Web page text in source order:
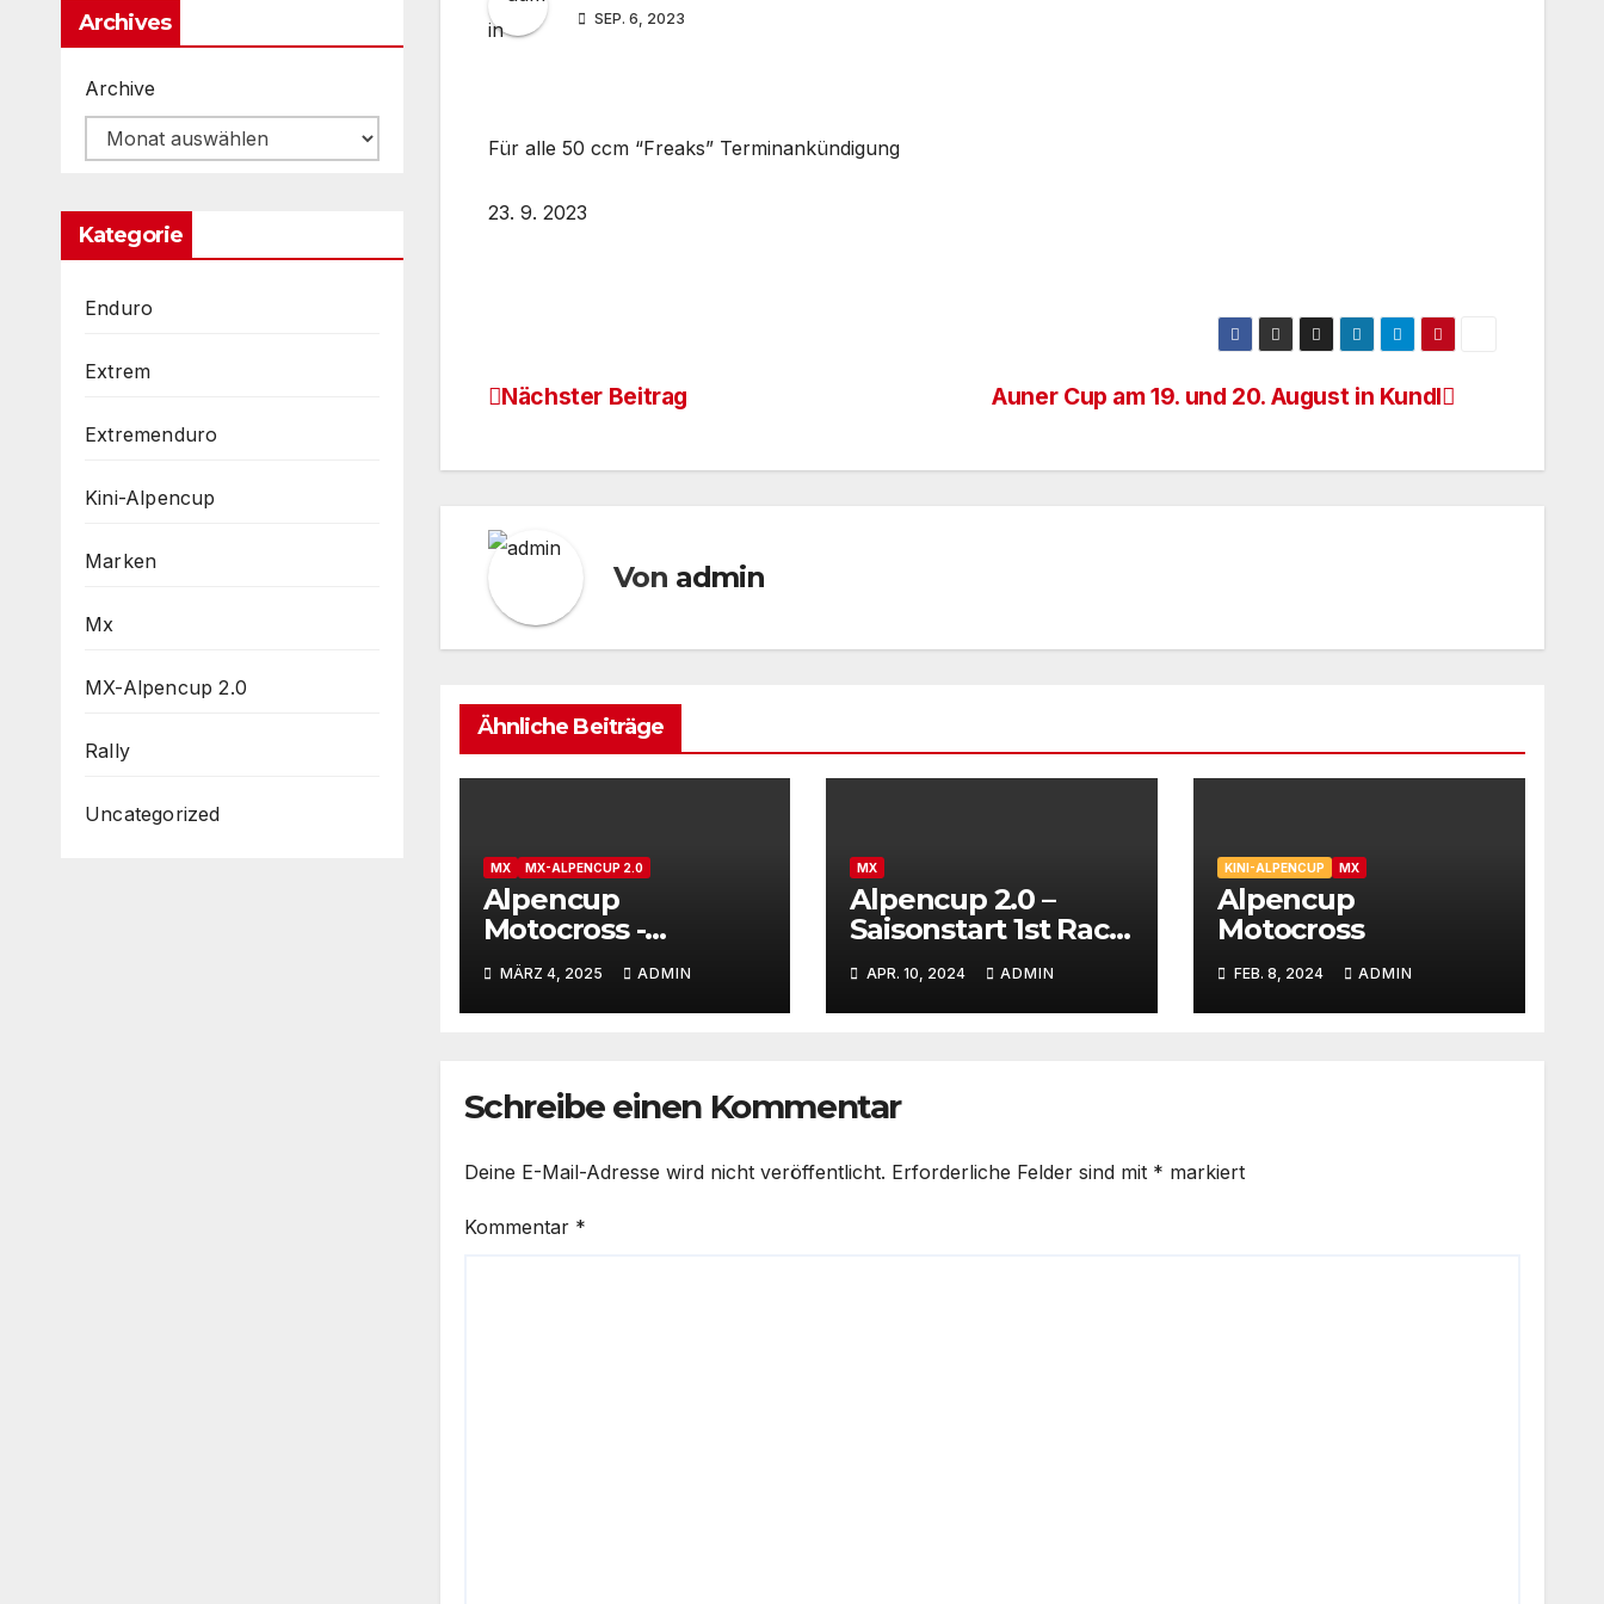
Archives
Archive
Kategorie
Enduro
Extrem
Extremenduro
Kini-Alpencup
Marken
Mx
MX-Alpencup 2.0
Rally
Uncategorized
SEP. 6, 2023
Für alle 50 ccm “Freaks” Terminankündigung
23. 9. 2023
Beitrags-
Auner Cup am 19. und 20. August in Kundl
Nächster Beitrag
Von admin
Ähnliche Beiträge
MX MX-ALPENCUP 2.0
Alpencup
Motocross -
Startnummernverk
auf gestartet
MÄRZ 4, 2025 ADMIN
MX
Alpencup 2.0 –
Saisonstart 1st Race
April 2024
APR. 10, 2024 ADMIN
KINI-ALPENCUP MX
Alpencup
Motocross
FEB. 8, 2024 ADMIN
Schreibe einen Kommentar
Deine E-Mail-Adresse wird nicht veröffentlicht. Erforderliche Felder sind mit * markiert
Kommentar *